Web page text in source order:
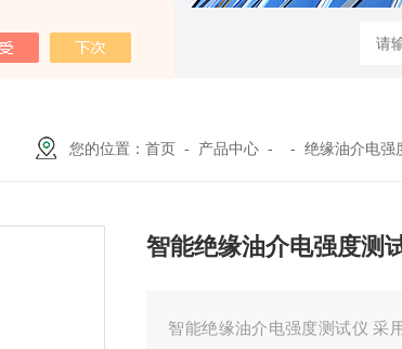
CS2077型CS2077高压兆欧表校验仪 GM-5KV-20KV型可
您的位置： 首页 - 产品中心 - - 绝缘油介电强
智能绝缘油介电强度测
智能绝缘油介电强度测试仪 采